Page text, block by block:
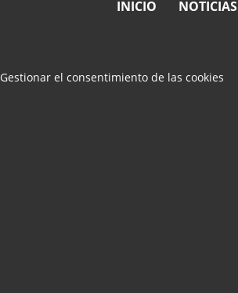
INICIO NOTICIAS
Gestionar el consentimiento de las cookies